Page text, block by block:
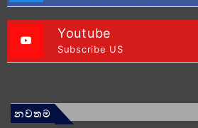
Youtube
Subscribe US
නවතම